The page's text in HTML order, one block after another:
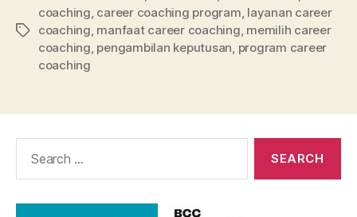
Tags
coaching, career coaching program, layanan career
coaching, manfaat career coaching, memilih career
coaching, pengambilan keputusan, program career
coaching